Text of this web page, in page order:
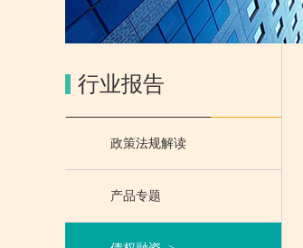
行业报告
政策法规解读
产品专题